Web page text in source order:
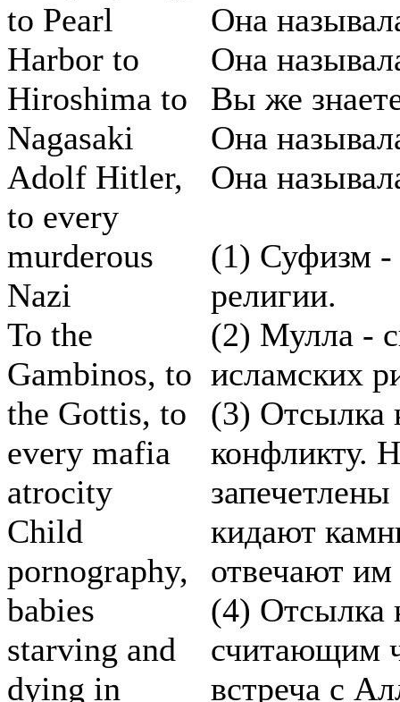
to Pearl
Harbor to
Hiroshima to
Nagasaki
Adolf Hitler,
to every
murderous
Nazi
To the
Gambinos, to
the Gottis, to
every mafia
atrocity
Child
pornography,
babies
starving and
dying in
Она
Она
Вы же
Она
Она
(1) Суфизм -
религии.
(2) Мулла -
исламских
(3) Отсылка
конфликту.
кидают
отвечают
(4) Отсылка
считающим
встреча с